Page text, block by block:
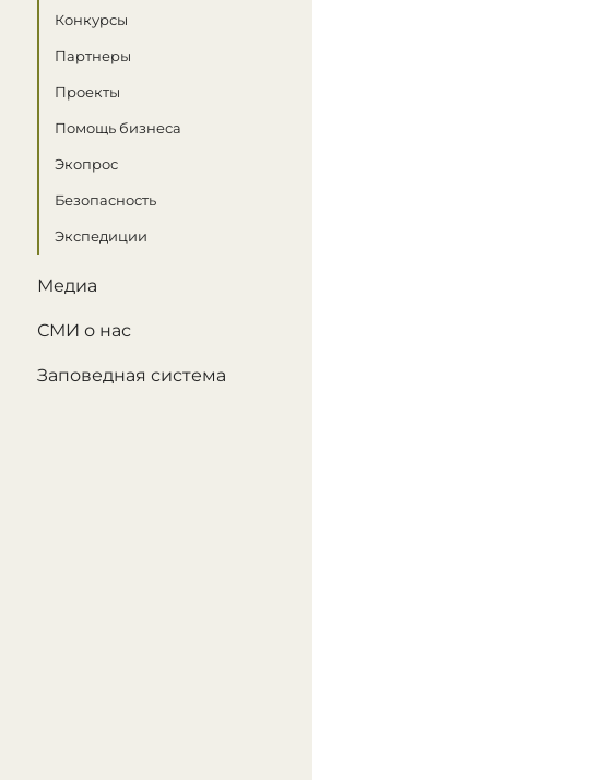
Конкурсы
Партнеры
Проекты
Помощь бизнеса
Экопрос
Безопасность
Экспедиции
Медиа
СМИ о нас
Заповедная система